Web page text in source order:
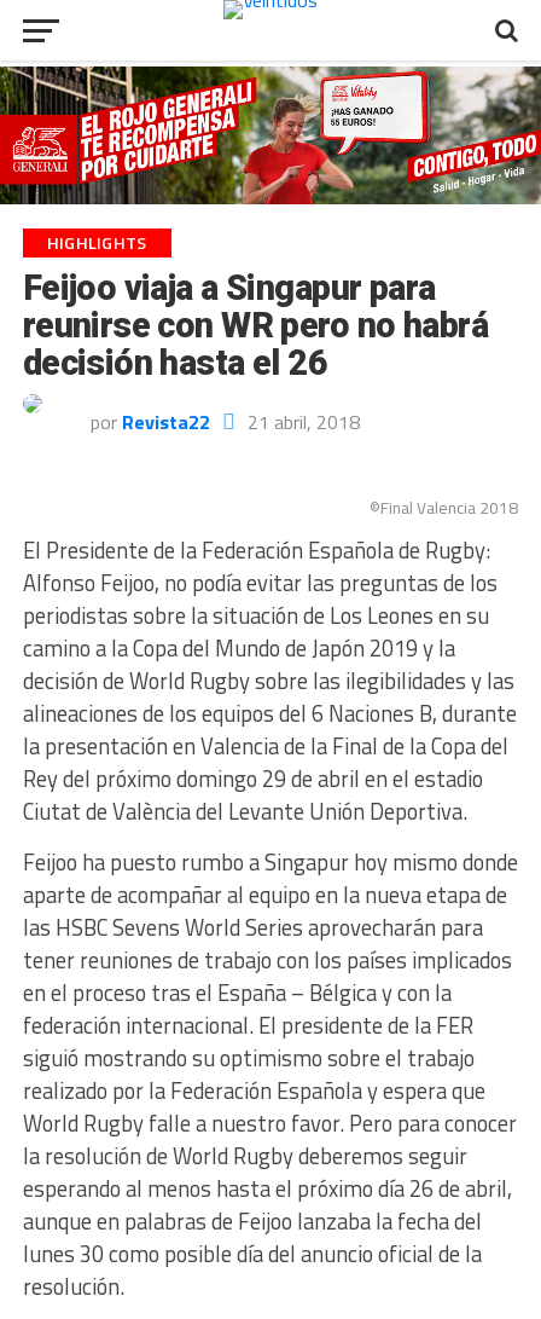
HIGHLIGHTS
Feijoo viaja a Singapur para
reunirse con WR pero no habrá
decisión hasta el 26
por Revista22 21 abril, 2018
©Final Valencia 2018
El Presidente de la Federación Española de Rugby:
Alfonso Feijoo, no podía evitar las preguntas de los
periodistas sobre la situación de Los Leones en su
camino a la Copa del Mundo de Japón 2019 y la
decisión de World Rugby sobre las ilegibilidades y las
alineaciones de los equipos del 6 Naciones B, durante
la presentación en Valencia de la Final de la Copa del
Rey del próximo domingo 29 de abril en el estadio
Ciutat de València del Levante Unión Deportiva.
Feijoo ha puesto rumbo a Singapur hoy mismo donde
aparte de acompañar al equipo en la nueva etapa de
las HSBC Sevens World Series aprovecharán para
tener reuniones de trabajo con los países implicados
en el proceso tras el España – Bélgica y con la
federación internacional. El presidente de la FER
siguió mostrando su optimismo sobre el trabajo
realizado por la Federación Española y espera que
World Rugby falle a nuestro favor. Pero para conocer
la resolución de World Rugby deberemos seguir
esperando al menos hasta el próximo día 26 de abril,
aunque en palabras de Feijoo lanzaba la fecha del
lunes 30 como posible día del anuncio oficial de la
resolución.